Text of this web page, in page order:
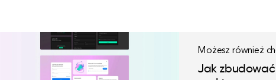
Możesz również
Jak